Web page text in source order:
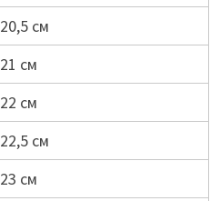
20,5 см
21 см
22 см
22,5 см
23 см